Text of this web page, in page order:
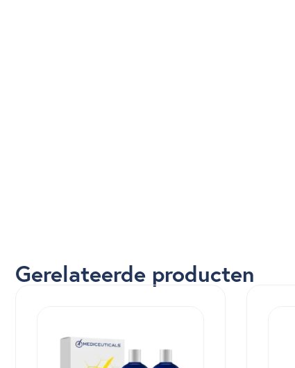
Gerelateerde producten